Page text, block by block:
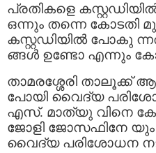
പ്രതികളെ
ഒന്നും തന്നെ കോടതി
കസ്റ്റഡിയിൽ പോകു
ങ്ങള്‍ ഉണ്ടോ എന്നും
താമരശ്ശേരി
പോയി വൈദ്യ
എസ്. മാത്യു വിനെ
ജോളി ജോസഫിനേ യും
വൈദ്യ പരിശോധന